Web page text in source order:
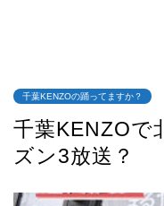
千葉KENZOの踊ってますか？
千葉KENZOで
ズン3放送？